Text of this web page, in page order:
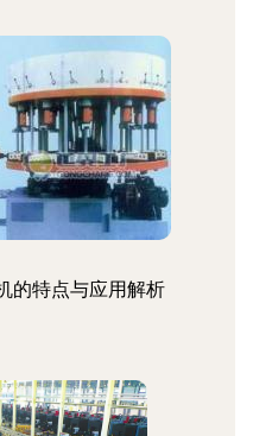
的特点与应用解析